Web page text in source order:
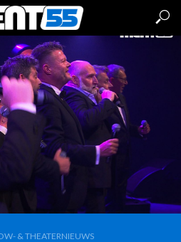
& THEATERNIEUWS